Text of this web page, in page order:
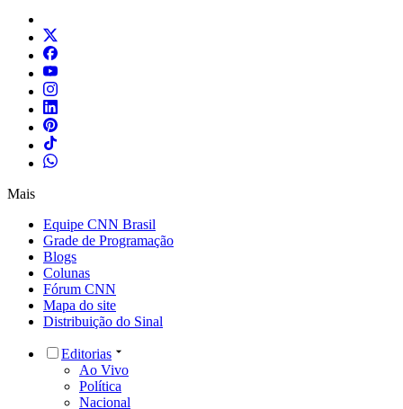
Mais
Equipe CNN Brasil
Grade de Programação
Blogs
Colunas
Fórum CNN
Mapa do site
Distribuição do Sinal
Editorias
Ao Vivo
Política
Nacional